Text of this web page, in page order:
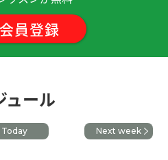
下次再聊～。( 女性 )
程。也喜欢看他的表情。
查一下什么导航软件是最
員登録
ュール
Today Next week